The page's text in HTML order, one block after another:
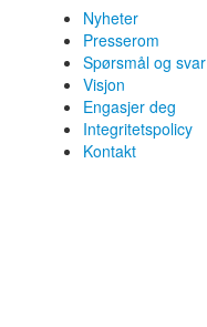
Nyheter
Presserom
Spørsmål og svar
Visjon
Engasjer deg
Integritetspolicy
Kontakt